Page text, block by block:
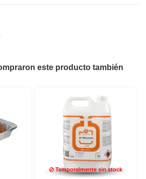
este producto también
Temporalmente sin stock